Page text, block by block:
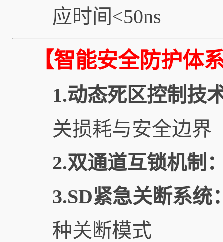
应时间<50ns
【智能安全防护体
1.动态死区控制技
关损耗与安全边界
2.双通道互锁机制
3.SD紧急关断系统
种关断模式